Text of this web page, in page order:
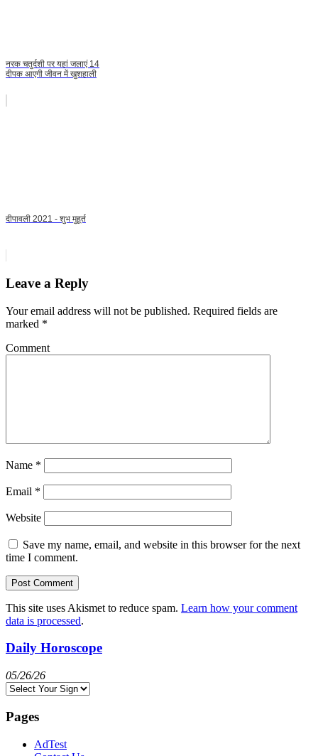
नरक चतुर्दशी पर यहां जलाएं 14
दीपक आएगी जीवन में खुशहाली
दीपावली 2021 - शुभ मुहूर्त
Leave a Reply
Your email address will not be published. Required fields are
marked *
Comment
Name *
Email *
Website
Save my name, email, and website in this browser for the next
time I comment.
This site uses Akismet to reduce spam. Learn how your comment
data is processed.
Daily Horoscope
05/26/26
Pages
AdTest